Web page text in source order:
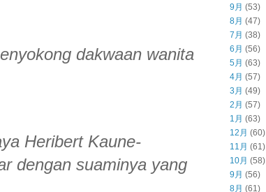
dakwaan wanita
Heribert Kaune-
dengan suaminya yang
9月 (53)
8月 (47)
7月 (38)
6月 (56)
5月 (63)
4月 (57)
3月 (49)
2月 (57)
1月 (63)
12月 (60)
11月 (61)
10月 (58)
9月 (56)
8月 (61)